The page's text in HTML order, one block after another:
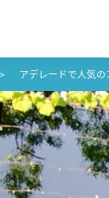
ップ
アデレードで人気